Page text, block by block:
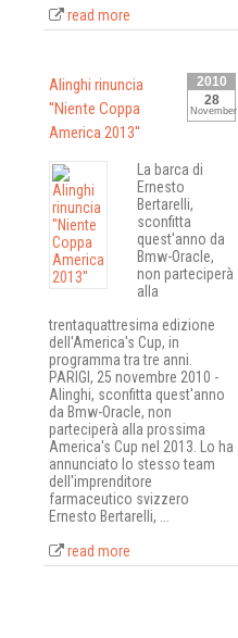
read more
2010
28
November
Alinghi rinuncia
''Niente Coppa
America 2013''
La barca di
Ernesto
Bertarelli,
sconfitta
quest'anno da
Bmw-Oracle,
non parteciperà
alla
trentaquattresima edizione
dell'America's Cup, in
programma tra tre anni.
PARIGI, 25 novembre 2010 -
Alinghi, sconfitta quest'anno
da Bmw-Oracle, non
parteciperà alla prossima
America's Cup nel 2013. Lo ha
annunciato lo stesso team
dell'imprenditore
farmaceutico svizzero
Ernesto Bertarelli, ...
read more